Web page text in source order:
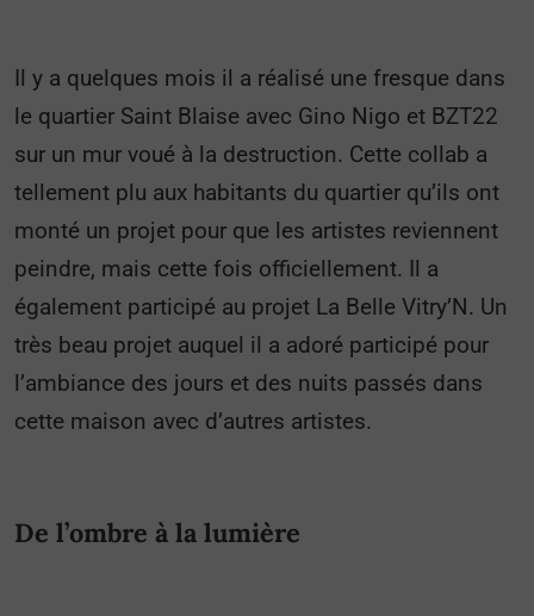
Il y a quelques mois il a réalisé une fresque dans
le quartier Saint Blaise avec Gino Nigo et BZT22
sur un mur voué à la destruction. Cette collab a
tellement plu aux habitants du quartier qu’ils ont
monté un projet pour que les artistes reviennent
peindre, mais cette fois officiellement. Il a
également participé au projet La Belle Vitry’N. Un
très beau projet auquel il a adoré participé pour
l’ambiance des jours et des nuits passés dans
cette maison avec d’autres artistes.
De l’ombre à la lumière